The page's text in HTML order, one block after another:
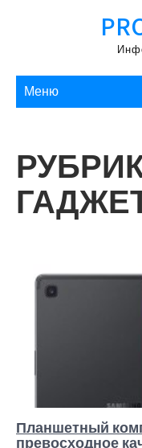
Меню
Планшетный
превосходное